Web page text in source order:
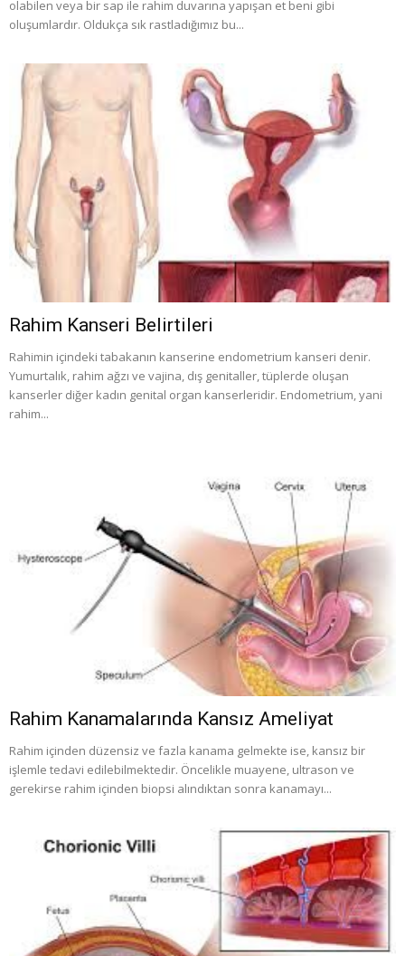
olabilen veya bir sap ile rahim duvarına yapışan et beni gibi
oluşumlardır. Oldukça sık rastladığımız bu...
Rahim Kanseri Belirtileri
Rahimin içindeki tabakanın kanserine endometrium kanseri denir.
Yumurtalık, rahim ağzı ve vajina, dış genitaller, tüplerde oluşan
kanserler diğer kadın genital organ kanserleridir. Endometrium, yani
rahim...
Rahim Kanamalarında Kansız Ameliyat
Rahim içinden düzensiz ve fazla kanama gelmekte ise, kansız bir
işlemle tedavi edilebilmektedir. Öncelikle muayene, ultrason ve
gerekirse rahim içinden biopsi alındıktan sonra kanamayı...